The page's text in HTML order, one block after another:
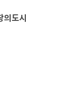
도시